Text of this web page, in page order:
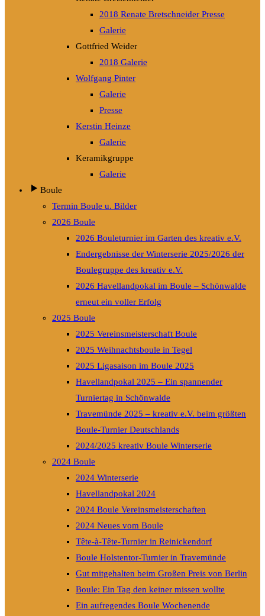
2018 Renate Bretschneider Presse
Galerie
Gottfried Weider
2018 Galerie
Wolfgang Pinter
Galerie
Presse
Kerstin Heinze
Galerie
Keramikgruppe
Galerie
Boule
Termin Boule u. Bilder
2026 Boule
2026 Bouleturnier im Garten des kreativ e.V.
Endergebnisse der Winterserie 2025/2026 der
Boulegruppe des kreativ e.V.
2026 Havellandpokal im Boule – Schönwalde
erneut ein voller Erfolg
2025 Boule
2025 Vereinsmeisterschaft Boule
2025 Weihnachtsboule in Tegel
2025 Ligasaison im Boule 2025
Havellandpokal 2025 – Ein spannender
Turniertag in Schönwalde
Travemünde 2025 – kreativ e.V. beim größten
Boule-Turnier Deutschlands
2024/2025 kreativ Boule Winterserie
2024 Boule
2024 Winterserie
Havellandpokal 2024
2024 Boule Vereinsmeisterschaften
2024 Neues vom Boule
Tête-à-Tête-Turnier in Reinickendorf
Boule Holstentor-Turnier in Travemünde
Gut mitgehalten beim Großen Preis von Berlin
Boule: Ein Tag den keiner missen wollte
Ein aufregendes Boule Wochenende